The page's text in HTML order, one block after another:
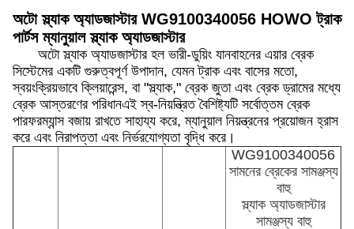
অটো স্ল্যাক অ্যাডজাস্টার WG9100340056 HOWO ট্রাক
পার্টস ম্যানুয়াল স্ল্যাক অ্যাডজাস্টার
অটো স্ল্যাক অ্যাডজাস্টার হল ভারী-ডুয়িং যানবাহনের এয়ার ব্রেক
সিস্টেমের একটি গুরুত্বপূর্ণ উপাদান, যেমন ট্রাক এবং বাসের মতো,
স্বয়ংক্রিয়ভাবে ক্লিয়ারেন্স, বা "স্ল্যাক," ব্রেক জুতা এবং ব্রেক ড্রামের মধ্যে
ব্রেক আস্তরণের পরিধানএই স্ব-নিয়ন্ত্রিত বৈশিষ্ট্যটি সর্বোত্তম ব্রেক
পারফরম্যান্স বজায় রাখতে সাহায্য করে, ম্যানুয়াল নিয়ন্ত্রনের প্রয়োজন হ্রাস
করে এবং নিরাপত্তা এবং নির্ভরযোগ্যতা বৃদ্ধি করে।
WG9100340056
সামনের ব্রেকের সামঞ্জস্য
বাহু
স্ল্যাক অ্যাডজাস্টার
সামঞ্জস্য বাহু